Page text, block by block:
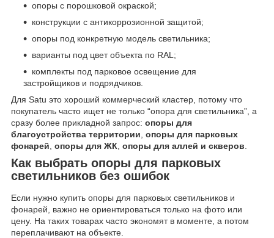
опоры с порошковой окраской;
конструкции с антикоррозионной защитой;
опоры под конкретную модель светильника;
варианты под цвет объекта по RAL;
комплекты под парковое освещение для
застройщиков и подрядчиков.
Для Satu это хороший коммерческий кластер, потому что
покупатель часто ищет не только “опора для светильника”, а
сразу более прикладной запрос: опоры для
благоустройства территории опоры для парковых
фонарей опоры для ЖК опоры для аллей и скверов
Как выбрать опоры для парковых
светильников без ошибок
Если нужно купить опоры для парковых светильников и
фонарей, важно не ориентироваться только на фото или
цену. На таких товарах часто экономят в моменте, а потом
переплачивают на объекте.